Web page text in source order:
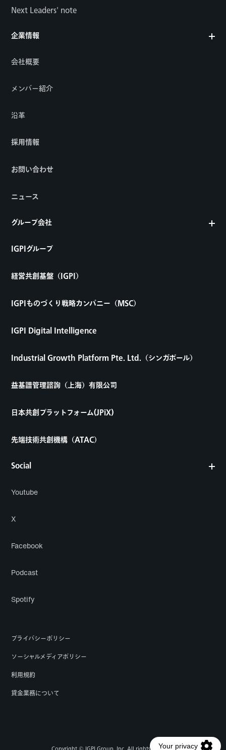
Social
Youtube
X
Facebook
Podcast
Spotify
Next Leaders' note
企業情報
会社概要
メンバー紹介
沿革
採用情報
お問い合わせ
ニュース
グループ会社
IGPIグループ
経営共創基盤（IGPI）
IGPIものづくり戦略カンパニー（MSC）
IGPI Digital Intelligence
Industrial Growth Platform Pte. Ltd.（シンガポール）
益基譜管理諮詢（上海）有限公司
日本共創プラットフォーム(JPiX)
先端技術共創機構（ATAC）
プライバシーポリシー
ソーシャルメディアポリシー
利用規約
貸金業務について